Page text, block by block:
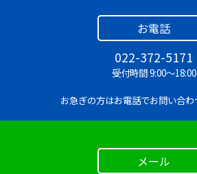
当日回収は可能ですか？
事前にご相談いただければ当日
会場指定時間に搬入できますか
配送エリアはどこまで対応して
お電話
022-372-5171
受付時間 9:00～18:00
お急ぎの方はお電話でお問い合わ
メール